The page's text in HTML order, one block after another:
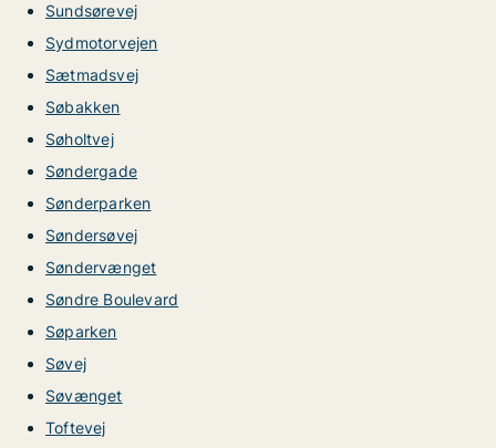
Sundsørevej
Sydmotorvejen
Sætmadsvej
Søbakken
Søholtvej
Søndergade
Sønderparken
Søndersøvej
Søndervænget
Søndre Boulevard
Søparken
Søvej
Søvænget
Toftevej